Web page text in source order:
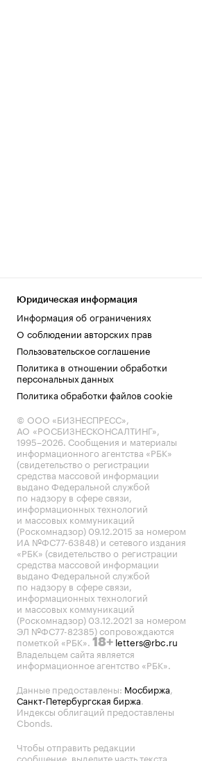
Юридическая информация
Информация об ограничениях
О соблюдении авторских прав
Пользовательское соглашение
Политика в отношении обработки
персональных данных
Политика обработки файлов cookie
© ООО «БИЗНЕСПРЕСС»,
АО «РОСБИЗНЕСКОНСАЛТИНГ»,
1995–2026. Сообщения и материалы
информационного агентства «РБК»
(свидетельство о регистрации
средства массовой информации
выдано Федеральной службой
по надзору в сфере связи,
информационных технологий
и массовых коммуникаций
(Роскомнадзор) 09.12.2015 за номером
ИА №ФС77-63848) и сетевого издания
«РБК» (свидетельство о регистрации
средства массовой информации
выдано Федеральной службой
по надзору в сфере связи,
информационных технологий
и массовых коммуникаций
(Роскомнадзор) 03.12.2021 за номером
ЭЛ №ФС77-82385) сопровождаются
пометкой «РБК». 18+ letters@rbc.ru
Владельцем сайта является
информационное агентство «РБК».
Данные предоставлены: Мосбиржа,
Санкт-Петербургская биржа.
Индексы облигаций предоставлены
Cbonds.
Чтобы отправить редакции
сообщение, выделите часть текста